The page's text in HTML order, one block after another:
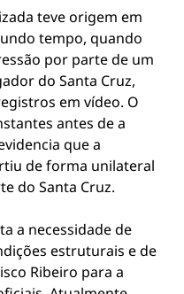
teve origem em
tempo, quando
por parte de um
do Santa Cruz,
em vídeo. O
antes de a
que a
de forma unilateral
do Santa Cruz.
a necessidade de
estruturais e de
Ribeiro para a